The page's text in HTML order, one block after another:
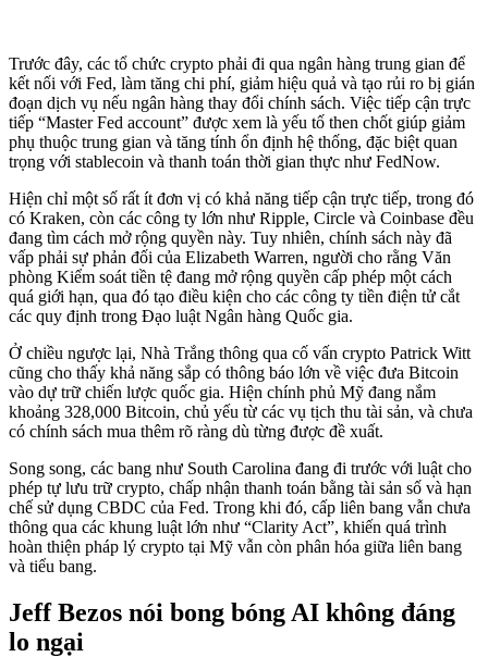
Trước đây, các tổ chức crypto phải đi qua ngân hàng trung gian để
kết nối với Fed, làm tăng chi phí, giảm hiệu quả và tạo rủi ro bị gián
đoạn dịch vụ nếu ngân hàng thay đổi chính sách. Việc tiếp cận trực
tiếp “Master Fed account” được xem là yếu tố then chốt giúp giảm
phụ thuộc trung gian và tăng tính ổn định hệ thống, đặc biệt quan
trọng với stablecoin và thanh toán thời gian thực như FedNow.
Hiện chỉ một số rất ít đơn vị có khả năng tiếp cận trực tiếp, trong đó
có Kraken, còn các công ty lớn như Ripple, Circle và Coinbase đều
đang tìm cách mở rộng quyền này. Tuy nhiên, chính sách này đã
vấp phải sự phản đối của Elizabeth Warren, người cho rằng Văn
phòng Kiểm soát tiền tệ đang mở rộng quyền cấp phép một cách
quá giới hạn, qua đó tạo điều kiện cho các công ty tiền điện tử cắt
các quy định trong Đạo luật Ngân hàng Quốc gia.
Ở chiều ngược lại, Nhà Trắng thông qua cố vấn crypto Patrick Witt
cũng cho thấy khả năng sắp có thông báo lớn về việc đưa Bitcoin
vào dự trữ chiến lược quốc gia. Hiện chính phủ Mỹ đang nắm
khoảng 328,000 Bitcoin, chủ yếu từ các vụ tịch thu tài sản, và chưa
có chính sách mua thêm rõ ràng dù từng được đề xuất.
Song song, các bang như South Carolina đang đi trước với luật cho
phép tự lưu trữ crypto, chấp nhận thanh toán bằng tài sản số và hạn
chế sử dụng CBDC của Fed. Trong khi đó, cấp liên bang vẫn chưa
thông qua các khung luật lớn như “Clarity Act”, khiến quá trình
hoàn thiện pháp lý crypto tại Mỹ vẫn còn phân hóa giữa liên bang
và tiểu bang.
Jeff Bezos nói bong bóng AI không đáng
lo ngại